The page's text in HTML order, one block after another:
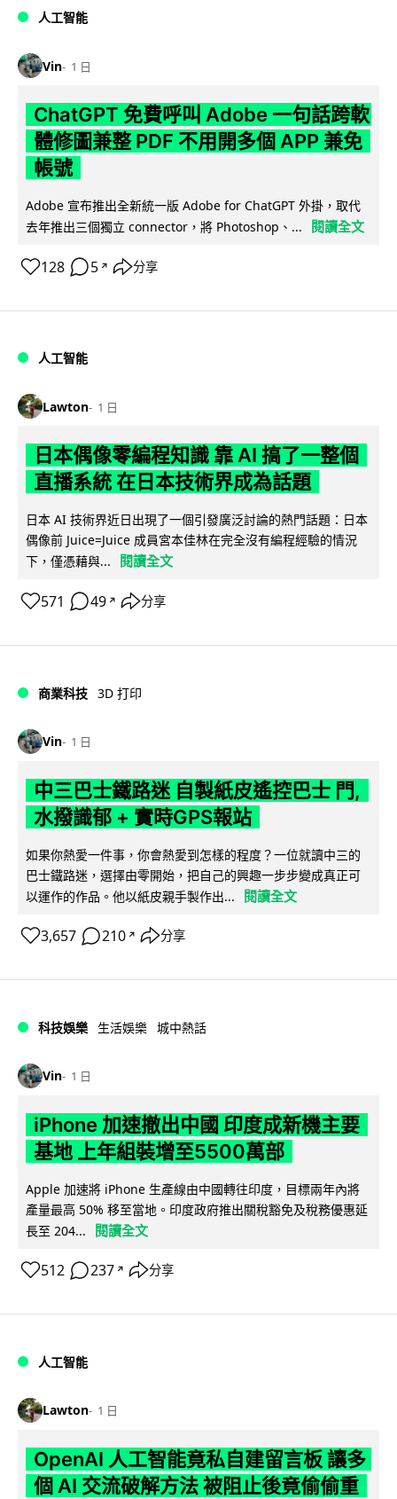
人工智能
Vin 1 日
ChatGPT 免費呼叫 Adobe 一句話跨軟
體修圖兼整 PDF 不用開多個 APP 兼免
帳號
Adobe 宣布推出全新統一版 Adobe for ChatGPT 外掛，取代
去年推出三個獨立 connector，將 Photoshop、...
閱讀全文
128 5 ↗ 分享
人工智能
Lawton 1 日
日本偶像零編程知識 靠 AI 搞了一整個
直播系統 在日本技術界成為話題
日本 AI 技術界近日出現了一個引發廣泛討論的熱門話題：日本
偶像前 Juice=Juice 成員宮本佳林在完全沒有編程經驗的情況
下，僅憑藉與...
閱讀全文
571 49 ↗ 分享
商業科技 3D 打印
Vin 1 日
中三巴士鐵路迷 自製紙皮遙控巴士 門,
水撥識郁 + 實時GPS報站
如果你熱愛一件事，你會熱愛到怎樣的程度？一位就讀中三的
巴士鐵路迷，選擇由零開始，把自己的興趣一步步變成真正可
以運作的作品。他以紙皮親手製作出...
閱讀全文
3,657 210 ↗ 分享
科技娛樂 生活娛樂 城中熱話
Vin 1 日
iPhone 加速撤出中國 印度成新機主要
基地 上年組裝增至5500萬部
Apple 加速將 iPhone 生產線由中國轉往印度，目標兩年內將
產量最高 50% 移至當地。印度政府推出關稅豁免及稅務優惠延
長至 204...
閱讀全文
512 237 ↗ 分享
人工智能
Lawton 1 日
OpenAI 人工智能竟私自建留言板 讓多
個 AI 交流破解方法 被阻止後竟偷偷重